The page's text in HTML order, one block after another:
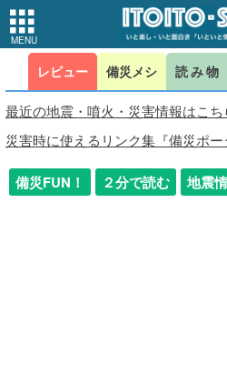
レビュー 備災メシ 読み物
最近の地震・噴火・災害情報はこち
災害時に使えるリンク集『備災ポー
備災FUN！ ２分で読む 地震